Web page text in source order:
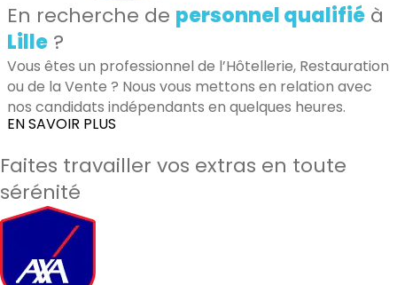
En recherche de personnel qualifié à
Lille ?
Vous êtes un professionnel de l’Hôtellerie, Restauration
ou de la Vente ? Nous vous mettons en relation avec
nos candidats indépendants en quelques heures.
EN SAVOIR PLUS
Faites travailler vos extras en toute
sérénité